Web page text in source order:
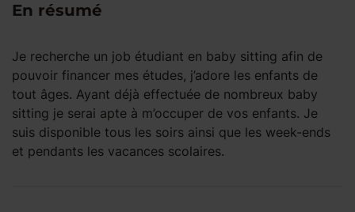
En résumé
Je recherche un job étudiant en baby sitting afin de
pouvoir financer mes études, j’adore les enfants de
tout âges. Ayant déjà effectuée de nombreux baby
sitting je serai apte à m’occuper de vos enfants. Je
suis disponible tous les soirs ainsi que les week-ends
et pendants les vacances scolaires.